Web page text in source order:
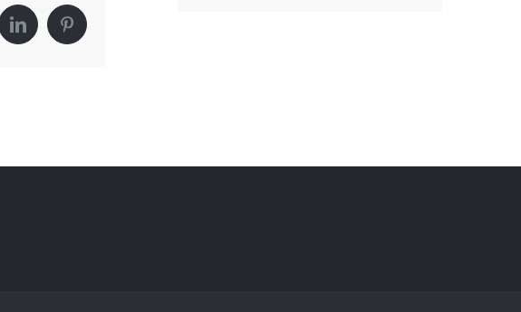
LinkedInPinterest